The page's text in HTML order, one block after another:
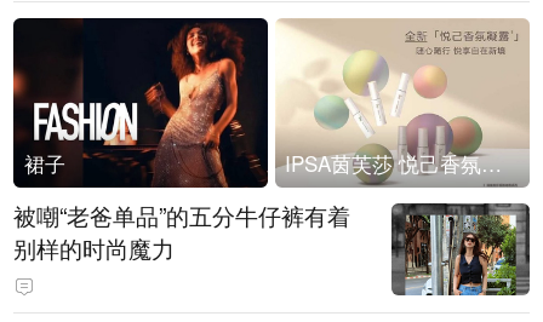
裙子 IPSA茵芙莎 悦己香氛凝露上市
被嘲“老爸单品”的五分牛仔裤有着
别样的时尚魔力